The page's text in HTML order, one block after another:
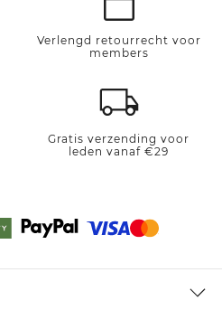
Verlengd retourrecht voor
members
Gratis verzending voor
leden vanaf €29